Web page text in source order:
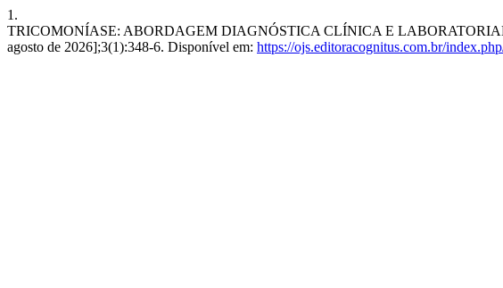
1.
TRICOMONÍASE: ABORDAGEM DIAGNÓSTICA CLÍNICA E
agosto de 2026];3(1):348-6. Disponível em: https://ojs.editoracognitus.com.br/